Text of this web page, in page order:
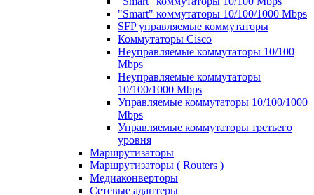
"Smart" коммутаторы 10/100/1000 Mbps
SFP управляемые коммутаторы
Коммутаторы Cisco
Неуправляемые коммутаторы 10/100
Mbps
Неуправляемые коммутаторы
10/100/1000 Mbps
Управляемые коммутаторы 10/100/1000
Mbps
Управляемые коммутаторы третьего
уровня
Маршрутизаторы
Маршрутизаторы ( Routers )
Медиаконверторы
Сетевые адаптеры